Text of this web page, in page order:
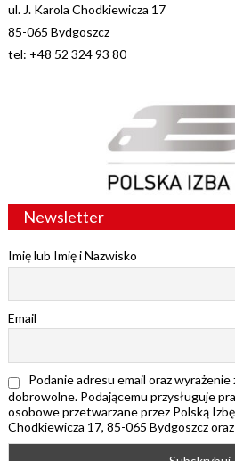
ul. J. Karola Chodkiewicza 17
85-065 Bydgoszcz
tel: +48 52 324 93 80
Newsletter
Imię lub Imię i Nazwisko
Email
Podanie adresu email oraz
dobrowolne. Podającemu przysługuje
osobowe przetwarzane przez Polską
Chodkiewicza 17, 85-065 Bydgoszcz